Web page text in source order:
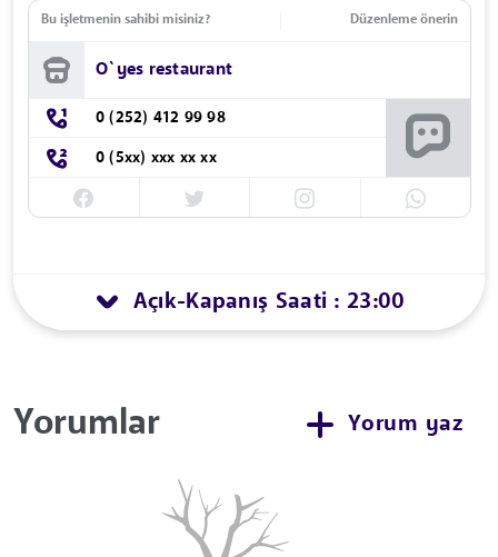
Bu işletmenin sahibi misiniz? Düzenleme önerin
O`yes restaurant
0 (252) 412 99 98
0 (5xx) xxx xx xx
Açık-Kapanış Saati : 23:00
Yorumlar Yorum yaz